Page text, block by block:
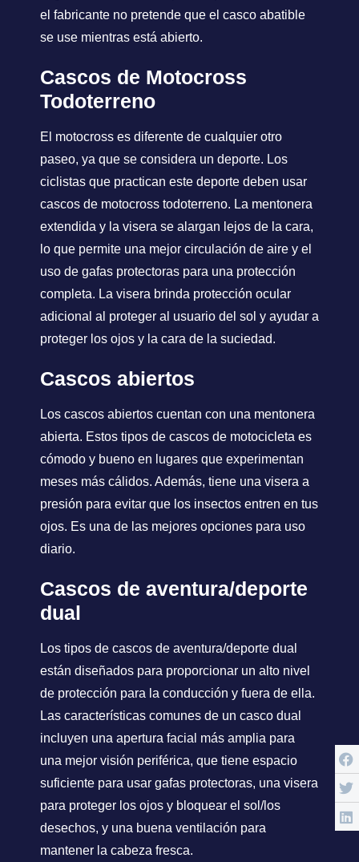
el fabricante no pretende que el casco abatible
se use mientras está abierto.
Cascos de Motocross
Todoterreno
El motocross es diferente de cualquier otro
paseo, ya que se considera un deporte. Los
ciclistas que practican este deporte deben usar
cascos de motocross todoterreno. La mentonera
extendida y la visera se alargan lejos de la cara,
lo que permite una mejor circulación de aire y el
uso de gafas protectoras para una protección
completa. La visera brinda protección ocular
adicional al proteger al usuario del sol y ayudar a
proteger los ojos y la cara de la suciedad.
Cascos abiertos
Los cascos abiertos cuentan con una mentonera
abierta. Estos tipos de cascos de motocicleta es
cómodo y bueno en lugares que experimentan
meses más cálidos. Además, tiene una visera a
presión para evitar que los insectos entren en tus
ojos. Es una de las mejores opciones para uso
diario.
Cascos de aventura/deporte
dual
Los tipos de cascos de aventura/deporte dual
están diseñados para proporcionar un alto nivel
de protección para la conducción y fuera de ella.
Las características comunes de un casco dual
incluyen una apertura facial más amplia para
una mejor visión periférica, que tiene espacio
suficiente para usar gafas protectoras, una visera
para proteger los ojos y bloquear el sol/los
desechos, y una buena ventilación para
mantener la cabeza fresca.